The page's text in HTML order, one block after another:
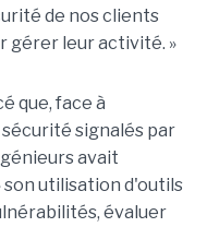
de nos clients
gérer leur activité. »
que, face à
signalés par
avait
utilisation d'outils
évaluer